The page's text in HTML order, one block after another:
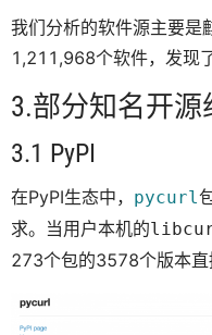
我们分析的软件源主要是
1,211,968个软件，发现
3.部分知名开
3.1 PyPI
在PyPI生态中， pycurl
求。当用户本机的
273个包的3578个版本直